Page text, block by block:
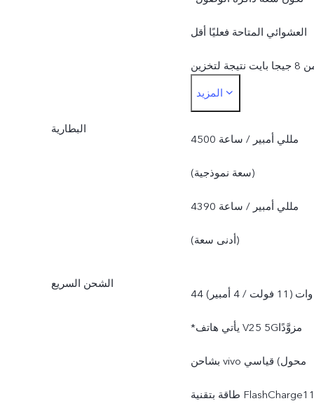
العشوائي المتاحة فعليًا أقل
من 8 جيجا بايت نتيجة لتخزين
نظام التشغيل والتطبيقات
المثبتة مسبقًا.
*تكون سعة الذاكرة الداخلية
المتاحة فعليًا أقل من 256
بايت نتيجة لتخزين نظام
مسبقًا.
المزيد
البطارية
4500 مللي أمبير / ساعة
(سعة نموذجية)
4390 مللي أمبير / ساعة
(أدنى سعة)
الشحن السريع
44 وات (11 فولت / 4 أمبير)
*يأتي هاتف ‎V25 5G‏ مزوَّدًا
بشاحن vivo قياسي (محول
طاقة بتقنية ‎FlashCharge‏ 11